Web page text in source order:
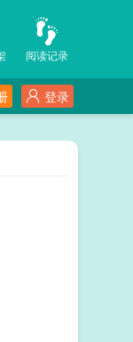
阅读记录
登录